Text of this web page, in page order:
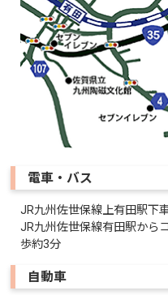
電車・バス
JR九州佐世保線上有田駅下
JR九州佐世保線有田駅から
歩約3分
自動車